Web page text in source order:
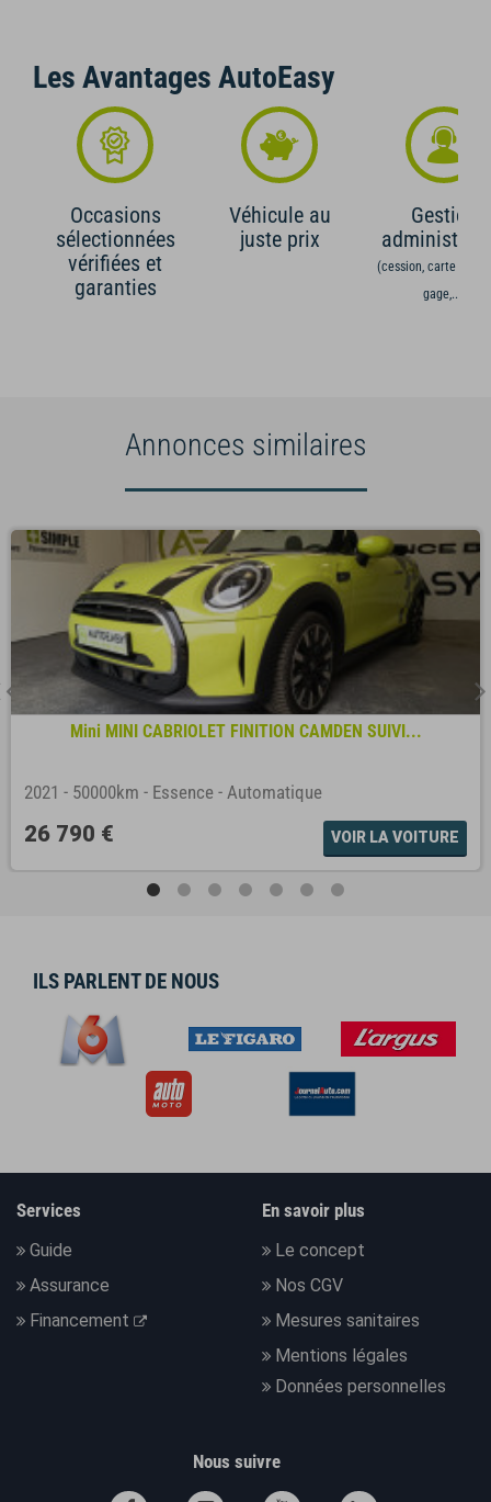
Les Avantages AutoEasy
Occasions
sélectionnées
vérifiées et
garanties
Véhicule au
juste prix
Gestion
(cession, carte grise,
gage,...)
Annonces similaires
Mini MINI CABRIOLET FINITION CAMDEN SUIVI...
2021 - 50000km - Essence - Automatique
26 790 € VOIR LA VOITURE
ILS PARLENT DE NOUS
Services
Guide
Assurance
Financement
En savoir plus
Le concept
Nos CGV
Mesures sanitaires
Mentions légales
Données personnelles
Nous suivre